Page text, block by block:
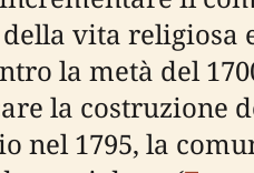
vita religiosa
la metà del
la costruzione
nel 1795, la